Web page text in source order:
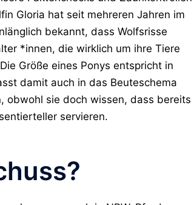
Gloria hat seit mehreren Jahren im
bekannt, dass Wolfsrisse
*innen, die wirklich um ihre Tiere
Größe eines Ponys entspricht in
damit auch in das Beuteschema
obwohl sie doch wissen, dass bereits
servieren.